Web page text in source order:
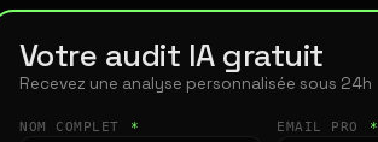
Votre audit IA gratuit
Recevez une analyse personnalisée sous 24h
NOM COMPLET * EMAIL PRO *